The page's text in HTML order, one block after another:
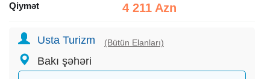
Qiymət 4 211 Azn
Usta Turizm (Bütün Elanları)
Bakı şəhəri